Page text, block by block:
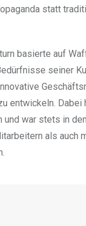
statt
basierte auf
seiner
entwickeln. Dabei
und war stets in
als auch